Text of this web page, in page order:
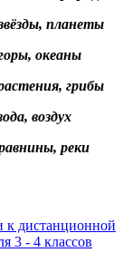
планеты
океаны
грибы
воздух
реки
а)
к дистанционной
3 - 4 классов